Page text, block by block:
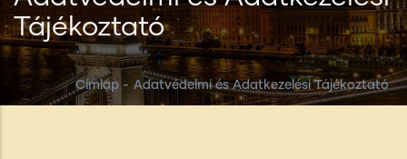
Tájékoztató
Címlap - Adatvédelmi és Adatkezelési Tájékoztató